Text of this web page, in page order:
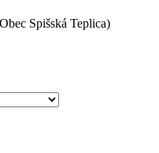
Spišská Teplica)